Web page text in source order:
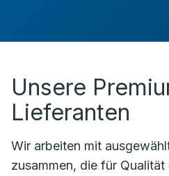
Unsere
Lieferanten
Wir arbeiten mit
zusammen, die für